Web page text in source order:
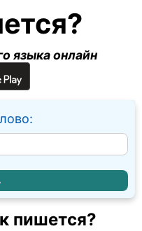
языка онлайн
пишется?